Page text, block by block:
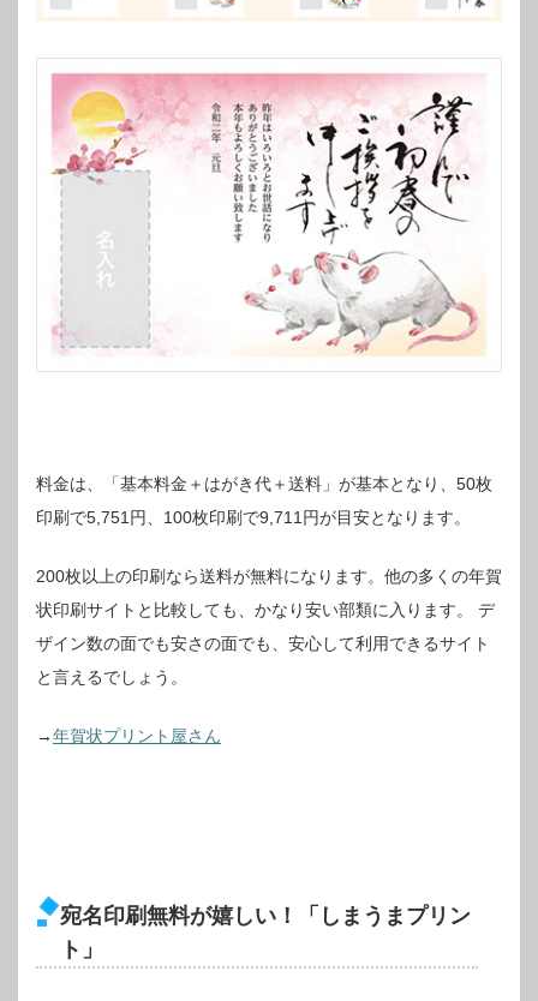
料金は、「基本料金＋はがき代＋送料」が基本となり、50枚
印刷で5,751円、100枚印刷で9,711円が目安となります。
200枚以上の印刷なら送料が無料になります。他の多くの年賀
状印刷サイトと比較しても、かなり安い部類に入ります。
デ
ザイン数の面でも安さの面でも、安心して利用できるサイト
と言えるでしょう。
→年賀状プリント屋さん
宛名印刷無料が嬉しい！「しまうまプリン
ト」